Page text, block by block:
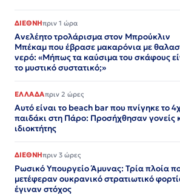
ΔΙΕΘΝΗπριν 1 ώρα
Ανελέητο τρολάρισμα στον Μπρούκλιν
Μπέκαμ που έβρασε μακαρόνια με
νερό: «Μήπως τα καύσιμα του σκάφους
το μυστικό συστατικό;»
ΕΛΛΑΔΑπριν 2 ώρες
Αυτό είναι το beach bar που πνίγηκε το
παιδάκι στη Πάρο: Προσήχθησαν γονείς
ιδιοκτήτης
ΔΙΕΘΝΗπριν 3 ώρες
Ρωσικό Υπουργείο Άμυνας: Τρία πλοία
μετέφεραν ουκρανικό στρατιωτικό
έγιναν στόχος